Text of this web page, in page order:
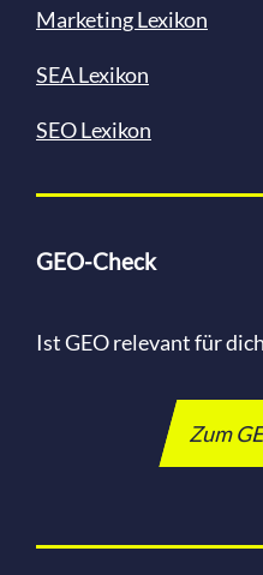
Marketing Lexikon
SEA Lexikon
SEO Lexikon
GEO-Check
Ist GEO relevant für
Zum